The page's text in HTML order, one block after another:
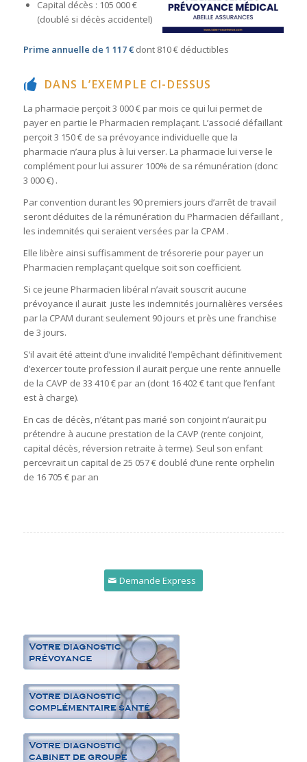
Capital décès : 105 000 €
(doublé si décès accidentel)
Prime annuelle de 1 117 €dont 810 € déductibles
DANS L’EXEMPLE CI-DESSUS
La pharmacie perçoit 3 000 € par mois ce qui lui permet de
payer en partie le Pharmacien remplaçant. L’associé défaillant
perçoit 3 150 € de sa prévoyance individuelle que la
pharmacie n’aura plus à lui verser. La pharmacie lui verse le
complément pour lui assurer 100% de sa rémunération (donc
3 000 €) .
Par convention durant les 90 premiers jours d’arrêt de travail
seront déduites de la rémunération du Pharmacien défaillant ,
les indemnités qui seraient versées par la CPAM .
Elle libère ainsi suffisamment de trésorerie pour payer un
Pharmacien remplaçant quelque soit son coefficient.
Si ce jeune Pharmacien libéral n’avait souscrit aucune
prévoyance il aurait juste les indemnités journalières versées
par la CPAM durant seulement 90 jours et près une franchise
de 3 jours.
S’il avait été atteint d’une invalidité l’empêchant définitivement
d’exercer toute profession il aurait perçue une rente annuelle
de la CAVP de 33 410 € par an (dont 16 402 € tant que l’enfant
est à charge).
En cas de décès, n’étant pas marié son conjoint n’aurait pu
prétendre à aucune prestation de la CAVP (rente conjoint,
capital décès, réversion retraite à terme). Seul son enfant
percevrait un capital de 25 057 € doublé d’une rente orphelin
de 16 705 € par an
Demande Express